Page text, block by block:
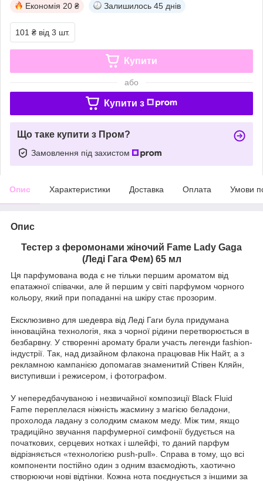
Економія 20 ₴ Залишилось 45 днів
101 ₴ від 3 шт.
Купити
або
Купити з
Що таке купити з Пром?
Замовлення під захистом
Опис Характеристики Доставка Оплата Умови
Опис
Тестер з феромонами жіночий Fame Lady Gaga
(Леді Гага Фем) 65 мл
Ця парфумована вода є не тільки першим ароматом від
епатажної співачки, але й першим у світі парфумом чорного
кольору, який при попаданні на шкіру стає прозорим.
Ексклюзивно для шедевра від Леді Гаги була придумана
інноваційна технологія, яка з чорної рідини перетворюється в
безбарвну. У створенні аромату брали участь легенди fashion-
індустрії. Так, над дизайном флакона працював Нік Найт, а з
рекламною кампанією допомагав знаменитий Стівен Кляйн,
виступивши і режисером, і фотографом.
У непередбачуваною і незвичайної композиції Black Fluid
Fame переплелася ніжність жасмину з магією беладони,
прохолода ладану з солодким смаком меду. Між тим, якщо
традиційно звучання парфумерної симфонії будується на
початкових, серцевих нотках і шлейфі, то даний парфум
відрізняється «технологією push-pull». Справа в тому, що всі
компоненти постійно один з одним взаємодіють, хаотично
створюючи нові відтінки. Кожна нота поєднується з іншими за